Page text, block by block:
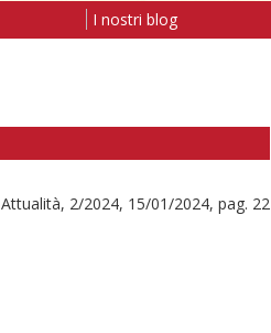
I nostri blog
Attualità, 2/2024, 15/01/2024, pag. 22